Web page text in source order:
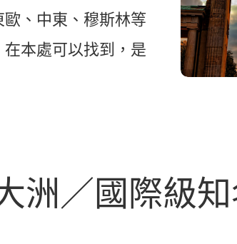
、中東、穆斯林等
本處可以找到，是
洲／國際級